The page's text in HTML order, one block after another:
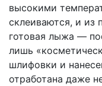
высокими
склеиваются, и из
готовая лыжа —
лишь
шлифовки и
отработана даже